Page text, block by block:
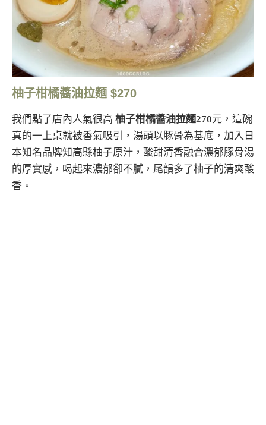
柚子柑橘醬油拉麵 $270
我們點了店內人氣很高 柚子柑橘醬油拉麵270元，這碗
真的一上桌就被香氣吸引，湯頭以豚骨為基底，加入日
本知名品牌知高縣柚子原汁，酸甜清香融合濃郁豚骨湯
的厚實感，喝起來濃郁卻不膩，尾韻多了柚子的清爽酸
香。